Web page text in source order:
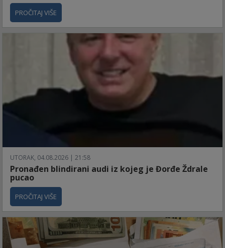
PROČITAJ VIŠE
UTORAK, 04.08.2026 | 21:58
Pronađen blindirani audi iz kojeg je Đorđe Ždrale
pucao
PROČITAJ VIŠE